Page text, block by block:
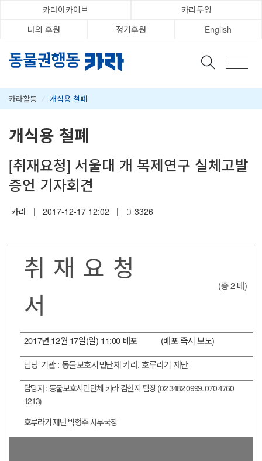
카라아카이브
카라두잉
나의 후원
정기후원 English
카라활동 / 개식용 철폐
개식용 철폐
[취재요청] 서울대 개 복제연구 실체고발
증언 기자회견
카라 | 2017-12-17 12:02 | 3326
취 재 요 청
서
(총2매)
2017년 12월 17일(일) 11:00 배포 (배포 즉시 보도)
담당 기관: 동물보호시민단체 카라,호루라기 재단
담당자:동물보호시민단체 카라 김현지 팀장(02 3482 0999. 070 4760
1213)
호루라기 재단 박형주 사무국장